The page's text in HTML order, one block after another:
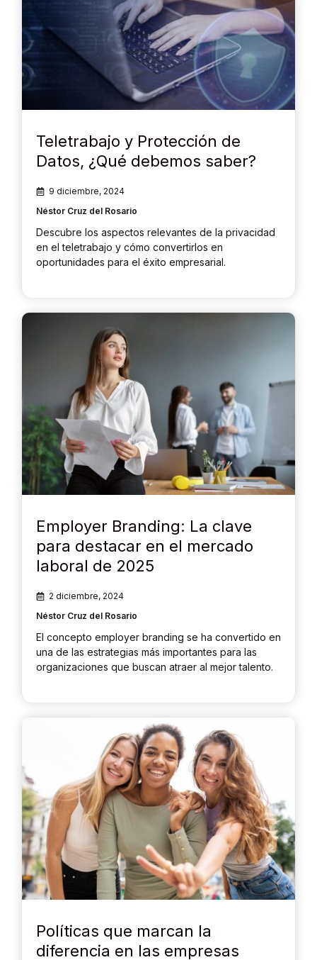
Teletrabajo y Protección de
Datos, ¿Qué debemos saber?
9 diciembre, 2024
Néstor Cruz del Rosario
Descubre los aspectos relevantes de la privacidad
en el teletrabajo y cómo convertirlos en
oportunidades para el éxito empresarial.
Employer Branding: La clave
para destacar en el mercado
laboral de 2025
2 diciembre, 2024
Néstor Cruz del Rosario
El concepto employer branding se ha convertido en
una de las estrategias más importantes para las
organizaciones que buscan atraer al mejor talento.
Políticas que marcan la
diferencia en las empresas